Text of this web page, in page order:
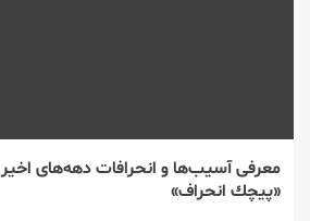
معرفی آسیب‌ها و انحرافات دهه‌های
«پیچك انحراف»